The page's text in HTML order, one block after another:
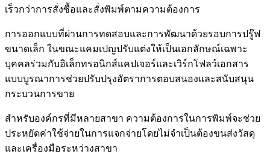
เร็วกว่าการสั่งซื้อและสั่งพิมพ์ตามความต้องการ
การออกแบบที่ผ่านการทดสอบและการพัฒนาด้วยรอบการปรู๊ฟ
ขนาดเล็ก ในขณะแคมเปญปรับแต่งให้เป็นเอกลักษณ์เฉพาะ
บุคคลร่วมกับอิเล็กทรอนิกส์แคปเจอร์และเวิร์กโฟลว์เอกสาร
แบบบูรณาการช่วยปรับปรุงอัตราการตอบสนองและสนับสนุน
กระบวนการขาย
สำหรับองค์กรที่มีหลายสาขา ความต้องการในการพิมพ์จะช่วย
ประหยัดค่าใช้จ่ายในการแจกจ่ายโดยไม่จำเป็นต้องขนส่งวัสดุ
และเครื่องมือระหว่างสาขา